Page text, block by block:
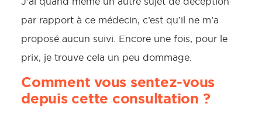
par rapport à ce médecin, c’est qu’il ne m’a
proposé aucun suivi. Encore une fois, pour le
prix, je trouve cela un peu dommage.
Comment vous sentez-vous
depuis cette consultation ?